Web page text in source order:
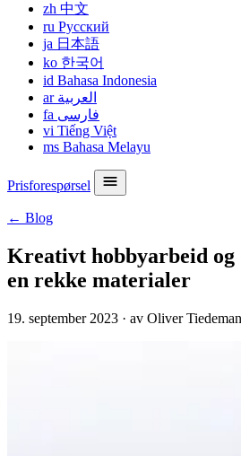
zh 中文
ru Русский
ja 日本語
ko 한국어
id Bahasa Indonesia
ar العربية
fa فارسی
vi Tiếng Việt
ms Bahasa Melayu
Prisforespørsel
← Blog
Kreativt hobbyarbeid og
en rekke materialer
19. september 2023 · av Oliver